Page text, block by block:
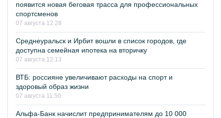
появится новая беговая трасса для профессиональных
спортсменов
07 августа 12:28
Среднеуральск и Ирбит вошли в список городов, где
доступна семейная ипотека на вторичку
07 августа 12:13
ВТБ: россияне увеличивают расходы на спорт и
здоровый образ жизни
07 августа 11:50
Альфа-Банк начислит предпринимателям до 10 000